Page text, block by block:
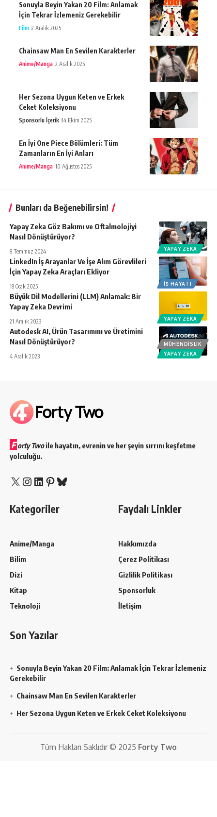
Sonuyla Beyin Yakan 20 Film: Anlamak
İçin Tekrar İzlemeniz Gerekebilir
Film 2 Aralık 2025
Chainsaw Man En Sevilen Karakterler
Anime/Manga 2 Aralık 2025
Her Sezona Uygun Keten ve Erkek
Ceket Koleksiyonu
Sponsorlu İçerik 14 Ekim 2025
En İyi One Piece Bölümleri: Tüm
Zamanların En İyi Anları
Anime/Manga 10 Ağustos 2025
Bunları da Beğenebilirsin!
YAPAY ZEKA
Yapay Zeka Göz Bakımı ve Oftalmolojiyi
Nasıl Dönüştürüyor?
8 Temmuz 2024
İŞ HAYATI
LinkedIn İş Arayanlar Ve İşe Alım Görevlileri
İçin Yapay Zeka Araçları Ekliyor
18 Ocak 2025
YAPAY ZEKA
Büyük Dil Modellerini (LLM) Anlamak: Bir
Yapay Zeka Devrimi
21 Aralık 2023
MÜHENDISLIK
YAPAY ZEKA
Autodesk AI, Ürün Tasarımını ve Üretimini
Nasıl Dönüştürüyor?
4 Aralık 2023
F orty Twoile hayatın, evrenin ve her şeyin sırrını keşfetme
yolculuğu.
X Instagram
LinkedIn
Pinterest
Bluesky
Kategoriler
Anime/Manga
Bilim
Dizi
Kitap
Teknoloji
Faydalı Linkler
Hakkımızda
Çerez Politikası
Gizlilik Politikası
Sponsorluk
İletişim
Son Yazılar
Sonuyla Beyin Yakan 20 Film: Anlamak İçin Tekrar İzlemeniz
Gerekebilir
Chainsaw Man En Sevilen Karakterler
Her Sezona Uygun Keten ve Erkek Ceket Koleksiyonu
Tüm Hakları Saklıdır © 2025 Forty Two